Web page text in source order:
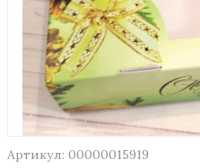
Артикул: 00000015919